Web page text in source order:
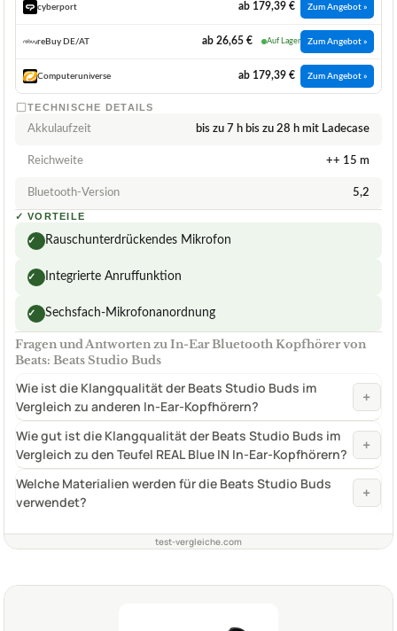
cyberport ab 179,39 € Zum Angebot »
reBuy DE/AT ab 26,65 € Auf Lager Zum Angebot »
Computeruniverse ab 179,39 € Zum Angebot »
TECHNISCHE DETAILS
Akkulaufzeit bis zu 7 h bis zu 28 h mit Ladecase
Reichweite ++ 15 m
Bluetooth-Version 5,2
✓ VORTEILE
✓ Rauschunterdrückendes Mikrofon
✓ Integrierte Anruffunktion
✓ Sechsfach-Mikrofonanordnung
Fragen und Antworten zu In-Ear Bluetooth Kopfhörer von
Beats: Beats Studio Buds
Wie ist die Klangqualität der Beats Studio Buds im
Vergleich zu anderen In-Ear-Kopfhörern?
+
Wie gut ist die Klangqualität der Beats Studio Buds im
Vergleich zu den Teufel REAL Blue IN In-Ear-Kopfhörern?
+
Welche Materialien werden für die Beats Studio Buds
verwendet?
+
test-vergleiche.com